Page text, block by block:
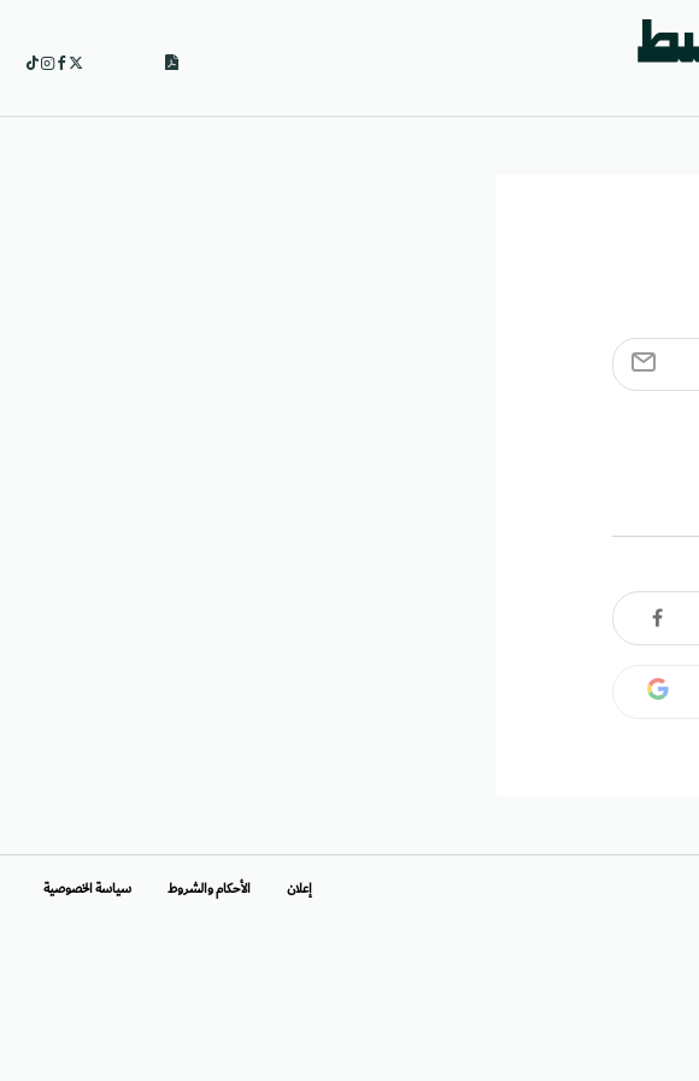
إعلان الأحكام والشروط سياسة الخصوصية